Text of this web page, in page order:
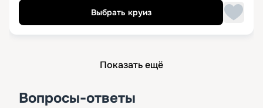
Выбрать круиз
Показать ещё
Вопросы-ответы